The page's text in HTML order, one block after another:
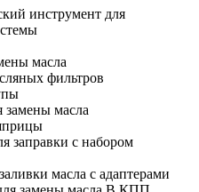
инструмент для
масла
фильтров
замены масла
заправки с набором
масла с адаптерами